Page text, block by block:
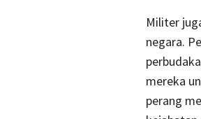
Militer
negara.
mereka
perang